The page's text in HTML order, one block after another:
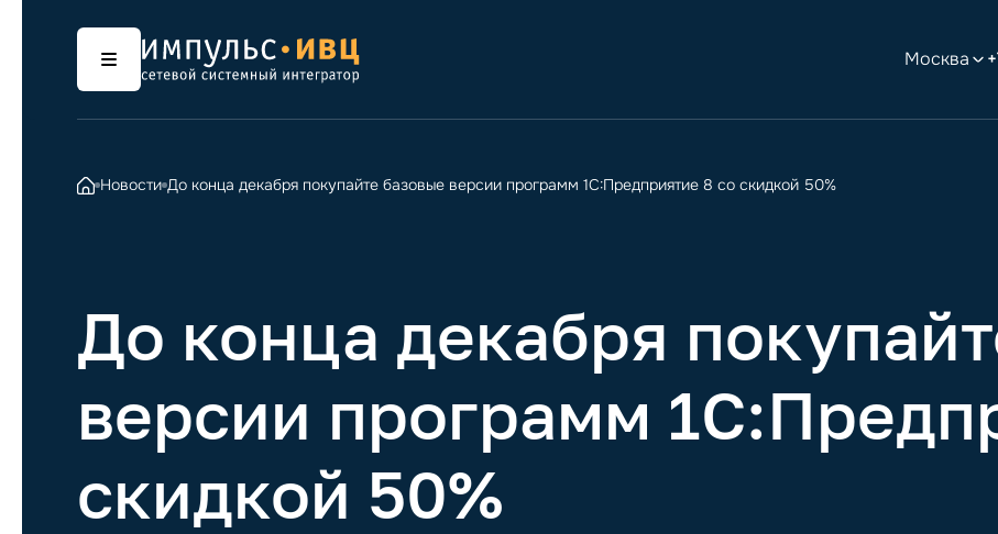
Москва
Новости До конца декабря покупайте базовые версии программ 1С:Предприятие 8 со скидкой 50%
До конца декабря
версии программ
скидкой 50%